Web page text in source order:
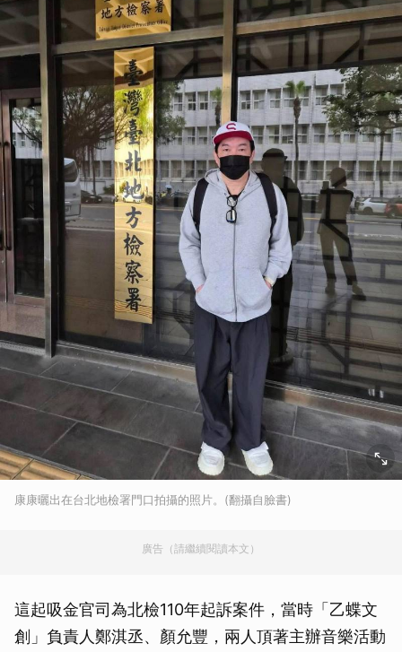
康康曬出在台北地檢署門口拍攝的照片。(翻攝自臉書)
廣告（請繼續閱讀本文）
這起吸金官司為北檢110年起訴案件，當時「乙蝶文
創」負責人鄭淇丞、顏允豐，兩人頂著主辦音樂活動